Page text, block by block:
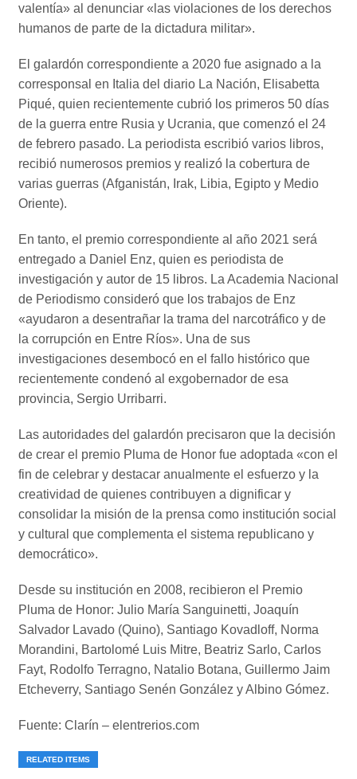
valentía» al denunciar «las violaciones de los derechos
humanos de parte de la dictadura militar».
El galardón correspondiente a 2020 fue asignado a la
corresponsal en Italia del diario La Nación, Elisabetta
Piqué, quien recientemente cubrió los primeros 50 días
de la guerra entre Rusia y Ucrania, que comenzó el 24
de febrero pasado. La periodista escribió varios libros,
recibió numerosos premios y realizó la cobertura de
varias guerras (Afganistán, Irak, Libia, Egipto y Medio
Oriente).
En tanto, el premio correspondiente al año 2021 será
entregado a Daniel Enz, quien es periodista de
investigación y autor de 15 libros. La Academia Nacional
de Periodismo consideró que los trabajos de Enz
«ayudaron a desentrañar la trama del narcotráfico y de
la corrupción en Entre Ríos». Una de sus
investigaciones desembocó en el fallo histórico que
recientemente condenó al exgobernador de esa
provincia, Sergio Urribarri.
Las autoridades del galardón precisaron que la decisión
de crear el premio Pluma de Honor fue adoptada «con el
fin de celebrar y destacar anualmente el esfuerzo y la
creatividad de quienes contribuyen a dignificar y
consolidar la misión de la prensa como institución social
y cultural que complementa el sistema republicano y
democrático».
Desde su institución en 2008, recibieron el Premio
Pluma de Honor: Julio María Sanguinetti, Joaquín
Salvador Lavado (Quino), Santiago Kovadloff, Norma
Morandini, Bartolomé Luis Mitre, Beatriz Sarlo, Carlos
Fayt, Rodolfo Terragno, Natalio Botana, Guillermo Jaim
Etcheverry, Santiago Senén González y Albino Gómez.
Fuente: Clarín – elentrerios.com
RELATED ITEMS